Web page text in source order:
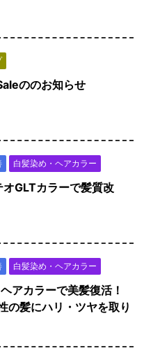
ののお知らせ
白髪染め・ヘアカラー
GLTカラーで髪質改
白髪染め・ヘアカラー
アカラーで美髪復活！
の髪にハリ・ツヤを取り